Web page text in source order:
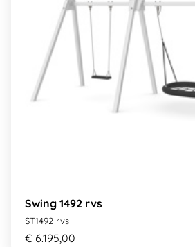
Swing 1492 rvs
ST1492 rvs
€ 6.195,00